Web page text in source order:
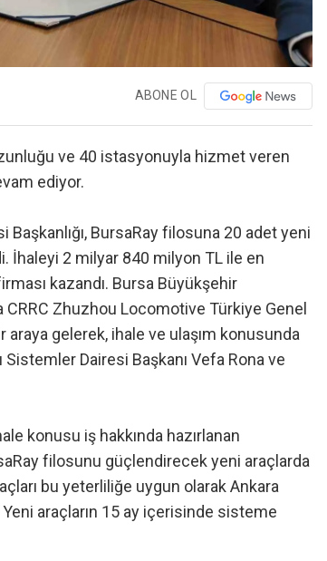
ABONE OL
ve 40 istasyonuyla hizmet veren
ediyor.
BursaRay filosuna 20 adet yeni
İhaleyi 2 milyar 840 milyon TL ile en
kazandı. Bursa Büyükşehir
Zhuzhou Locomotive Türkiye Genel
gelerek, ihale ve ulaşım konusunda
Sistemler Dairesi Başkanı Vefa Rona ve
konusu iş hakkında hazırlanan
filosunu güçlendirecek yeni araçlarda
bu yeterliliğe uygun olarak Ankara
Yeni araçların 15 ay içerisinde sisteme